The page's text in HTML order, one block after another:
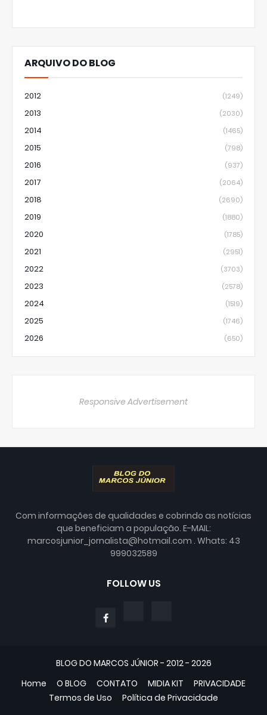
ARQUIVO DO BLOG
2012 (1249)
2013 (2030)
2014 (1465)
2015 (798)
2016 (937)
2017 (2064)
2018 (2690)
2019 (1880)
2020 (1785)
2021 (2951)
2022 (3703)
2023 (2578)
2024 (1519)
2025 (1746)
2026 (650)
Responsive Advertisement
Com informações de qualidades e cobrindo as notícias
que beneficiam a população. E-MAIL:
marcosjunior_jornalista@hotmail.com . Whats: 43
999032589
FOLLOW US
BLOG DO MARCOS JÚNIOR - 2012 - 2026
Home
O BLOG CONTATO MIDIA KIT
PRIVACIDADE
Termos de Uso
Política de Privacidade